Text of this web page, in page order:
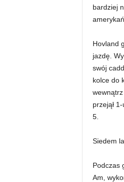
bardziej
Hovland
jazdę.
swój
kolce do
przejął
5.
Siedem
Podczas
Am,